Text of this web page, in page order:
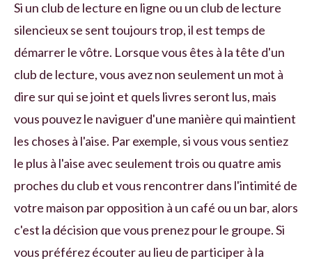
Si un club de lecture en ligne ou un club de lecture
silencieux se sent toujours trop, il est temps de
démarrer le vôtre. Lorsque vous êtes à la tête d'un
club de lecture, vous avez non seulement un mot à
dire sur qui se joint et quels livres seront lus, mais
vous pouvez le naviguer d'une manière qui maintient
les choses à l'aise. Par exemple, si vous vous sentiez
le plus à l'aise avec seulement trois ou quatre amis
proches du club et vous rencontrer dans l'intimité de
votre maison par opposition à un café ou un bar, alors
c'est la décision que vous prenez pour le groupe. Si
vous préférez écouter au lieu de participer à la